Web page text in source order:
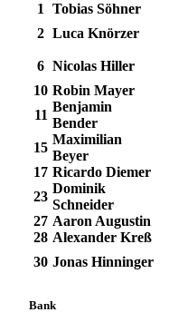
1 Tobias Söhner
2 Luca Knörzer
6 Nicolas Hiller
10 Robin Mayer
11
Benjamin
Bender
15
Maximilian
Beyer
17 Ricardo Diemer
23
Dominik
Schneider
27 Aaron Augustin
28 Alexander Kreß
30 Jonas Hinninger
Bank